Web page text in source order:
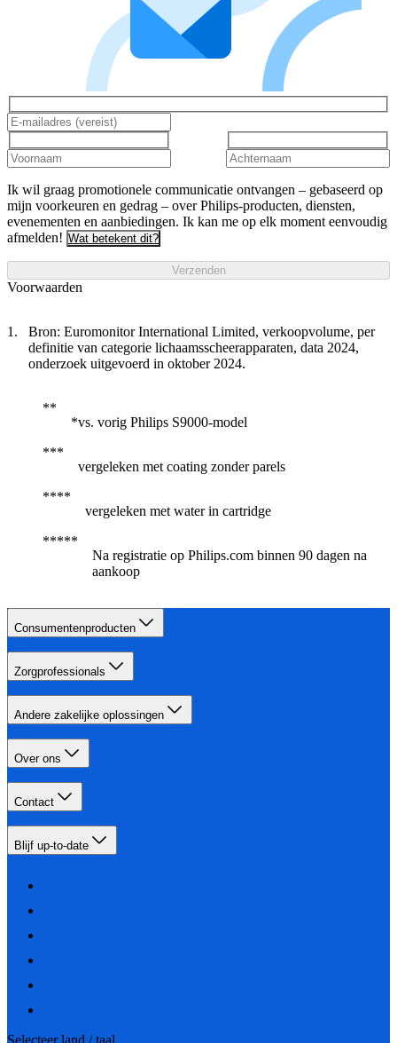
Ik wil graag promotionele communicatie ontvangen – gebaseerd op
mijn voorkeuren en gedrag – over Philips-producten, diensten,
evenementen en aanbiedingen. Ik kan me op elk moment eenvoudig
afmelden! Wat betekent dit?
Verzenden
Voorwaarden
Bron: Euromonitor International Limited, verkoopvolume, per
definitie van categorie lichaamsscheerapparaten, data 2024,
onderzoek uitgevoerd in oktober 2024.
*vs. vorig Philips S9000-model
vergeleken met coating zonder parels
vergeleken met water in cartridge
Na registratie op Philips.com binnen 90 dagen na
aankoop
Consumentenproducten
Zorgprofessionals
Andere zakelijke oplossingen
Over ons
Contact
Blijf up-to-date
Selecteer land / taal